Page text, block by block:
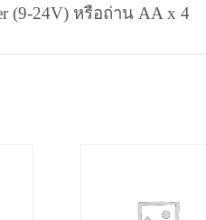
(9-24V) หรือถ่าน AA x 4